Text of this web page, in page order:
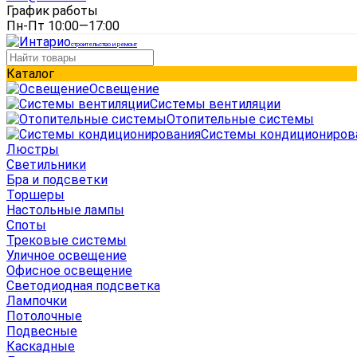
График работы
Пн-Пт 10:00—17:00
строительство и ремонт
Каталог
Освещение
Системы вентиляции
Отопительные системы
Системы
Люстры
Светильники
Бра и подсветки
Торшеры
Настольные лампы
Споты
Трековые системы
Уличное освещение
Офисное освещение
Светодиодная подсветка
Лампочки
Потолочные
Подвесные
Каскадные